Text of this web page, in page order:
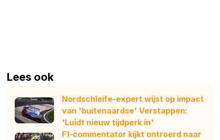
Lees ook
Nordschleife-expert wijst op impact
van 'buitenaardse' Verstappen:
'Luidt nieuw tijdperk in'
F1-commentator kijkt ontroerd naar